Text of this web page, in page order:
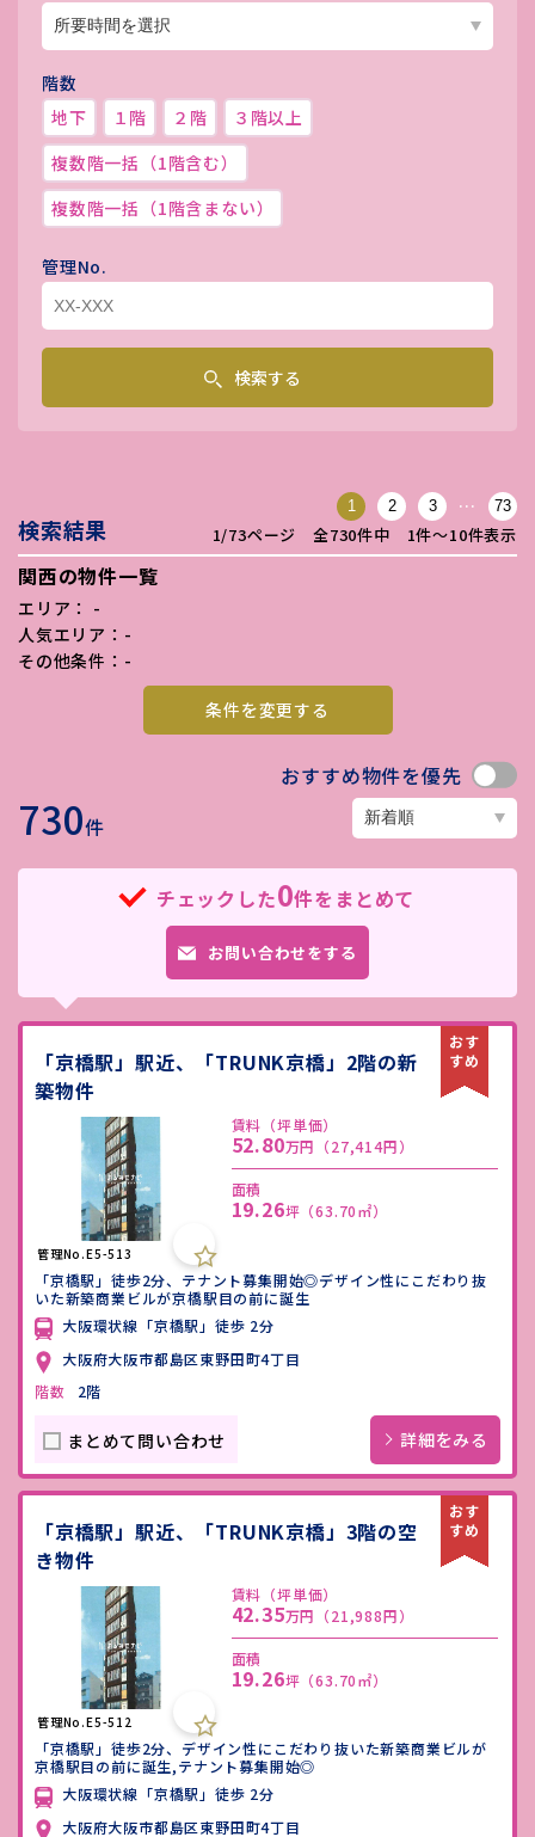
階数
地下
１階 ２階
３階以上
複数階一括（1階含む）
複数階一括（1階含まない）
管理No.
検索する
検索結果
1 2 3 … 73
1/73ページ 全730件中 1件〜10件表示
関西の物件一覧
エリア： -
人気エリア：-
その他条件：-
条件を変更する
730件
おすすめ物件を優先
チェックした0件をまとめて
お問い合わせをする
「京橋駅」駅近、「TRUNK京橋」2階の新
築物件
管理No.E5-513
賃料（坪単価）
52.80万円 （27,414円）
面積
19.26坪 （63.70㎡）
「京橋駅」徒歩2分、テナント募集開始◎デザイン性にこだわり抜
いた新築商業ビルが京橋駅目の前に誕生
大阪環状線「京橋駅」徒歩 2分
大阪府大阪市都島区東野田町4丁目
階数
2階
まとめて問い合わせ 詳細をみる
「京橋駅」駅近、「TRUNK京橋」3階の空
き物件
管理No.E5-512
賃料（坪単価）
42.35万円 （21,988円）
面積
19.26坪 （63.70㎡）
「京橋駅」徒歩2分、デザイン性にこだわり抜いた新築商業ビルが
京橋駅目の前に誕生,テナント募集開始◎
大阪環状線「京橋駅」徒歩 2分
大阪府大阪市都島区東野田町4丁目